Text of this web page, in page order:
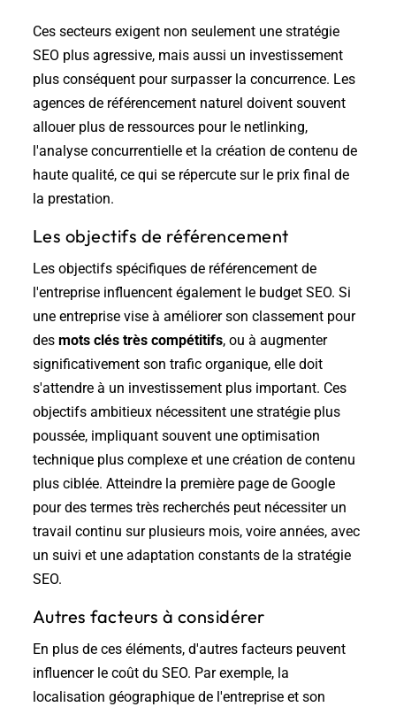
Ces secteurs exigent non seulement une stratégie
SEO plus agressive, mais aussi un investissement
plus conséquent pour surpasser la concurrence. Les
agences de référencement naturel doivent souvent
allouer plus de ressources pour le netlinking,
l'analyse concurrentielle et la création de contenu de
haute qualité, ce qui se répercute sur le prix final de
la prestation.
Les objectifs de référencement
Les objectifs spécifiques de référencement de
l'entreprise influencent également le budget SEO. Si
une entreprise vise à améliorer son classement pour
desmots clés très compétitifs, ou à augmenter
significativement son trafic organique, elle doit
s'attendre à un investissement plus important. Ces
objectifs ambitieux nécessitent une stratégie plus
poussée, impliquant souvent une optimisation
technique plus complexe et une création de contenu
plus ciblée. Atteindre la première page de Google
pour des termes très recherchés peut nécessiter un
travail continu sur plusieurs mois, voire années, avec
un suivi et une adaptation constants de la stratégie
SEO.
Autres facteurs à considérer
En plus de ces éléments, d'autres facteurs peuvent
influencer le coût du SEO. Par exemple, la
localisation géographique de l'entreprise et son